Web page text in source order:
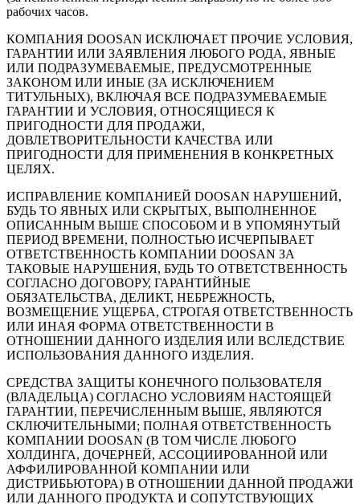
рабочих часов.
КОМПАНИЯ DOOSAN ИСКЛЮЧАЕТ ПРОЧИЕ УСЛОВИЯ,
ГАРАНТИИ ИЛИ ЗАЯВЛЕНИЯ ЛЮБОГО РОДА, ЯВНЫЕ
ИЛИ ПОДРАЗУМЕВАЕМЫЕ, ПРЕДУСМОТРЕННЫЕ
ЗАКОНОМ ИЛИ ИНЫЕ (ЗА ИСКЛЮЧЕНИЕМ
ТИТУЛЬНЫХ), ВКЛЮЧАЯ ВСЕ ПОДРАЗУМЕВАЕМЫЕ
ГАРАНТИИ И УСЛОВИЯ, ОТНОСЯЩИЕСЯ К
ПРИГОДНОСТИ ДЛЯ ПРОДАЖИ,
ДОВЛЕТВОРИТЕЛЬНОСТИ КАЧЕСТВА ИЛИ
ПРИГОДНОСТИ ДЛЯ ПРИМЕНЕНИЯ В КОНКРЕТНЫХ
ЦЕЛЯХ.
ИСПРАВЛЕНИЕ КОМПАНИЕЙ DOOSAN НАРУШЕНИЙ,
БУДЬ ТО ЯВНЫХ ИЛИ СКРЫТЫХ, ВЫПОЛНЕННОЕ
ОПИСАННЫМ ВЫШЕ СПОСОБОМ И В УПОМЯНУТЫЙ
ПЕРИОД ВРЕМЕНИ, ПОЛНОСТЬЮ ИСЧЕРПЫВАЕТ
ОТВЕТСТВЕННОСТЬ КОМПАНИИ DOOSAN ЗА
ТАКОВЫЕ НАРУШЕНИЯ, БУДЬ ТО ОТВЕТСТВЕННОСТЬ
СОГЛАСНО ДОГОВОРУ, ГАРАНТИЙНЫЕ
ОБЯЗАТЕЛЬСТВА, ДЕЛИКТ, НЕБРЕЖНОСТЬ,
ВОЗМЕЩЕНИЕ УЩЕРБА, СТРОГАЯ ОТВЕТСТВЕННОСТЬ
ИЛИ ИНАЯ ФОРМА ОТВЕТСТВЕННОСТИ В
ОТНОШЕНИИ ДАННОГО ИЗДЕЛИЯ ИЛИ ВСЛЕДСТВИЕ
ИСПОЛЬЗОВАНИЯ ДАННОГО ИЗДЕЛИЯ.
СРЕДСТВА ЗАЩИТЫ КОНЕЧНОГО ПОЛЬЗОВАТЕЛЯ
(ВЛАДЕЛЬЦА) СОГЛАСНО УСЛОВИЯМ НАСТОЯЩЕЙ
ГАРАНТИИ, ПЕРЕЧИСЛЕННЫМ ВЫШЕ, ЯВЛЯЮТСЯ
СКЛЮЧИТЕЛЬНЫМИ; ПОЛНАЯ ОТВЕТСТВЕННОСТЬ
КОМПАНИИ DOOSAN (В ТОМ ЧИСЛЕ ЛЮБОГО
ХОЛДИНГА, ДОЧЕРНЕЙ, АССОЦИИРОВАННОЙ ИЛИ
АФФИЛИРОВАННОЙ КОМПАНИИ ИЛИ
ДИСТРИБЬЮТОРА) В ОТНОШЕНИИ ДАННОЙ ПРОДАЖИ
ИЛИ ДАННОГО ПРОДУКТА И СОПУТСТВУЮЩИХ